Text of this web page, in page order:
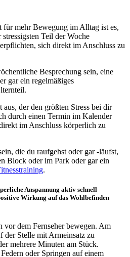
mehr Bewegung im Alltag ist es,
Teil der Woche
sich direkt im Anschluss zu
Besprechung sein, eine
gar ein regelmäßiges
der den größten Stress bei dir
durch einen Termin im Kalender
im Anschluss körperlich zu
die du raufgehst oder gar -läufst,
Block oder im Park oder gar ein
.
Anspannung aktiv schnell
Wirkung auf das Wohlbefinden
vor dem Fernseher bewegen. Am
der Stelle mit Armeinsatz zu
mehrere Minuten am Stück.
oder Springen auf einem